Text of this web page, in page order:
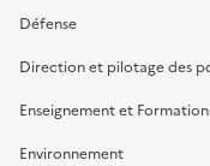
Défense
Direction et pilotage des
Enseignement et Formation
Environnement